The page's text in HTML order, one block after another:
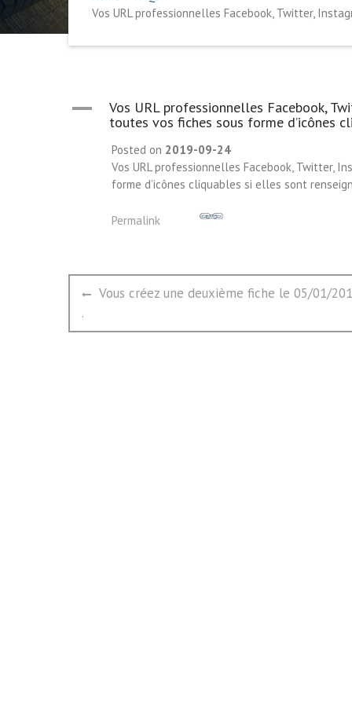
Vos URL professionnelles Facebook, Twitter,
A
Vos URL professionnelles Facebook,
toutes vos fiches sous forme d’icônes
Posted on 2019-09-24
Vos URL professionnelles Facebook, Twitter,
forme d’icônes cliquables si elles sont
Permalink
文
导
Previous
Vous créez une deuxième fiche le 05/01/
.